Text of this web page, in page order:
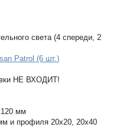
света (4 спереди, 2
Patrol (6 шт.)
НЕ ВХОДИТ!
мм
и профиля 20х20, 20х40